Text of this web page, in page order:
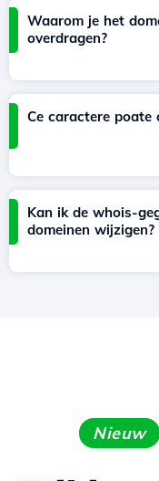
Waarom je het
overdragen?
Ce caractere poate
Kan ik de whois-
domeinen wijzigen?
Nieuw